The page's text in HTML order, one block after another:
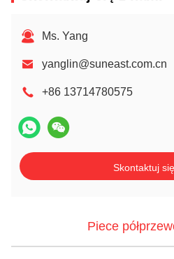
Ms. Yang
yanglin@suneast.com.cn
+86 13714780575
Skontaktuj
Piece